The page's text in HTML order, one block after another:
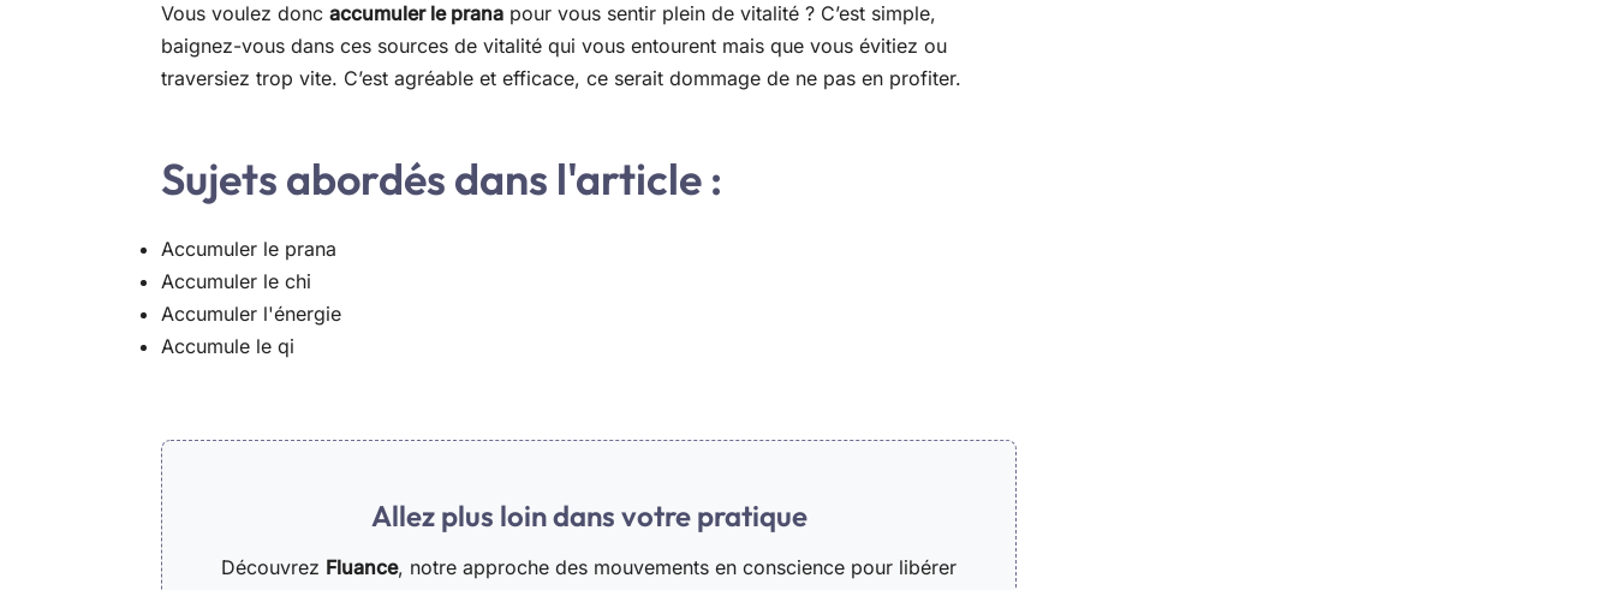
Vous voulez donc accumuler le prana pour vous sentir plein de vitalité ? C’est simple,
baignez-vous dans ces sources de vitalité qui vous entourent mais que vous évitiez ou
traversiez trop vite. C’est agréable et efficace, ce serait dommage de ne pas en profiter.
Sujets abordés dans l'article :
Accumuler le prana
Accumuler le chi
Accumuler l'énergie
Accumule le qi
Allez plus loin dans votre pratique
Découvrez Fluance, notre approche des mouvements en conscience pour libérer